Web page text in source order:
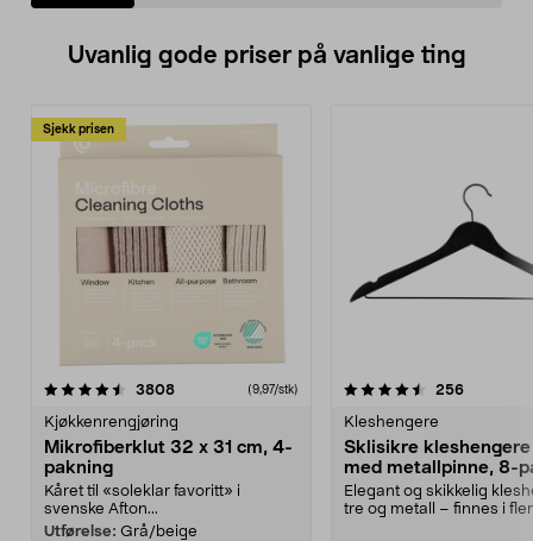
Uvanlig gode priser på vanlige ting
Sjekk prisen
3808anmeldelser(9,97/stk)
Kjøkkenrengjøring
Mikrofiberklut 32 x 31 cm, 4-
pakning
Kåret til «soleklar favoritt» i
svenske Afton...
Utførelse: Grå/beige
4.5av 5 stjerner 256
Kleshengere
Sklisikre
med metallpinne, 8-
Elegant og skikkelig
tre og metall – finnes i
4.5av 5 stjerner